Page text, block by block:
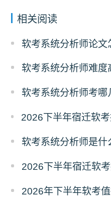
相关阅读
软考系统分析师论
软考系统分析师是
2026下半年宿迁软